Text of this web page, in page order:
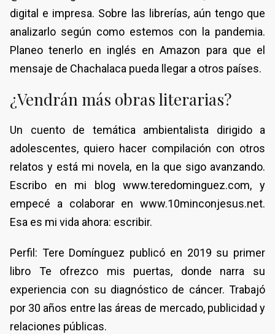
digital e impresa. Sobre las librerías, aún tengo que
analizarlo según como estemos con la pandemia.
Planeo tenerlo en inglés en Amazon para que el
mensaje de Chachalaca pueda llegar a otros países.
¿Vendrán más obras literarias?
Un cuento de temática ambientalista dirigido a
adolescentes, quiero hacer compilación con otros
relatos y está mi novela, en la que sigo avanzando.
Escribo en mi blog www.teredominguez.com, y
empecé a colaborar en www.10minconjesus.net.
Esa es mi vida ahora: escribir.
Perfil: Tere Domínguez publicó en 2019 su primer
libro Te ofrezco mis puertas, donde narra su
experiencia con su diagnóstico de cáncer. Trabajó
por 30 años entre las áreas de mercado, publicidad y
relaciones públicas.